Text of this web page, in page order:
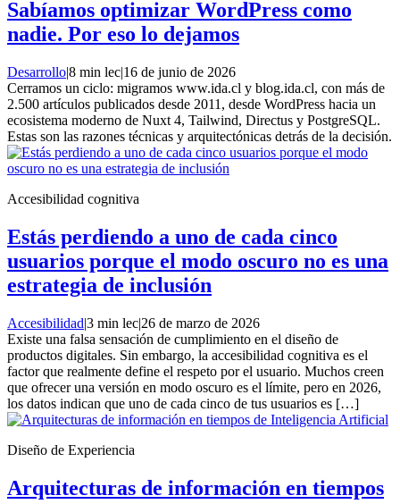
Sabíamos optimizar WordPress como
nadie. Por eso lo dejamos
Desarrollo|8 min lec|16 de junio de 2026
Cerramos un ciclo: migramos www.ida.cl y blog.ida.cl, con más de
2.500 artículos publicados desde 2011, desde WordPress hacia un
ecosistema moderno de Nuxt 4, Tailwind, Directus y PostgreSQL.
Estas son las razones técnicas y arquitectónicas detrás de la decisión.
Accesibilidad cognitiva
Estás perdiendo a uno de cada cinco
usuarios porque el modo oscuro no es una
estrategia de inclusión
Accesibilidad|3 min lec|26 de marzo de 2026
Existe una falsa sensación de cumplimiento en el diseño de
productos digitales. Sin embargo, la accesibilidad cognitiva es el
factor que realmente define el respeto por el usuario. Muchos creen
que ofrecer una versión en modo oscuro es el límite, pero en 2026,
los datos indican que uno de cada cinco de tus usuarios es […]
Diseño de Experiencia
Arquitecturas de información en tiempos